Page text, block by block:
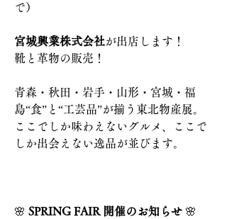
で）
宮城興業株式会社が出店します！
靴と革物の販売！
青森・秋田・岩手・山形・宮城・福
島“食”と“工芸品”が揃う東北物産展。
ここでしか味わえないグルメ、ここで
しか出会えない逸品が並びます。
🌸 SPRING FAIR 開催のお知らせ 🌸